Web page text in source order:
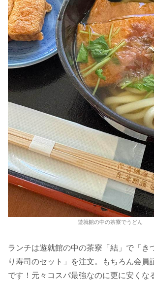
遊就館の中の茶寮でうどん
ランチは遊就館の中の茶寮「結」で「き
り寿司のセット」を注文。もちろん会員
です！元々コスパ最強なのに更に安くな